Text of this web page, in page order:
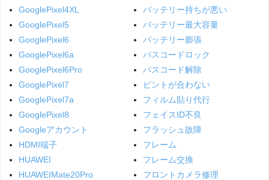
GooglePixel4XL
GooglePixel5
GooglePixel6
GooglePixel6a
GooglePixel6Pro
GooglePixel7
GooglePixel7a
GooglePixel8
Googleアカウント
HDMI端子
HUAWEI
HUAWEIMate20Pro
バッテリー持ちが悪い
バッテリー最大容量
バッテリー膨張
パスコードロック
パスコード解除
ピントが合わない
フィルム貼り代行
フェイスID不良
フラッシュ故障
フレーム
フレーム交換
フロントカメラ修理